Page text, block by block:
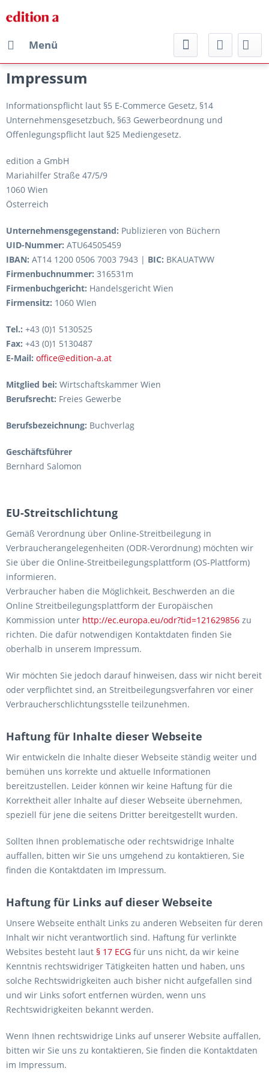
Menü
Impressum
Informationspflicht laut §5 E-Commerce Gesetz, §14
Unternehmensgesetzbuch, §63 Gewerbeordnung und
Offenlegungspflicht laut §25 Mediengesetz.
edition a GmbH
Mariahilfer Straße 47/5/9
1060 Wien
Österreich
Unternehmensgegenstand: Publizieren von Büchern
UID-Nummer: ATU64505459
IBAN: AT14 1200 0506 7003 7943 | BIC: BKAUATWW
Firmenbuchnummer: 316531m
Firmenbuchgericht: Handelsgericht Wien
Firmensitz: 1060 WIen
Tel.: +43 (0)1 5130525
Fax: +43 (0)1 5130487
E-Mail: office@edition-a.at
Mitglied bei: Wirtschaftskammer Wien
Berufsrecht: Freies Gewerbe
Berufsbezeichnung: Buchverlag
Geschäftsführer
Bernhard Salomon
EU-Streitschlichtung
Gemäß Verordnung über Online-Streitbeilegung in
Verbraucherangelegenheiten (ODR-Verordnung) möchten wir
Sie über die Online-Streitbeilegungsplattform (OS-Plattform)
informieren.
Verbraucher haben die Möglichkeit, Beschwerden an die
Online Streitbeilegungsplattform der Europäischen
Kommission unter http://ec.europa.eu/odr?tid=121629856 zu
richten. Die dafür notwendigen Kontaktdaten finden Sie
oberhalb in unserem Impressum.
Wir möchten Sie jedoch darauf hinweisen, dass wir nicht bereit
oder verpflichtet sind, an Streitbeilegungsverfahren vor einer
Verbraucherschlichtungsstelle teilzunehmen.
Haftung für Inhalte dieser Webseite
Wir entwickeln die Inhalte dieser Webseite ständig weiter und
bemühen uns korrekte und aktuelle Informationen
bereitzustellen. Leider können wir keine Haftung für die
Korrektheit aller Inhalte auf dieser Webseite übernehmen,
speziell für jene die seitens Dritter bereitgestellt wurden.
Sollten Ihnen problematische oder rechtswidrige Inhalte
auffallen, bitten wir Sie uns umgehend zu kontaktieren, Sie
finden die Kontaktdaten im Impressum.
Haftung für Links auf dieser Webseite
Unsere Webseite enthält Links zu anderen Webseiten für deren
Inhalt wir nicht verantwortlich sind. Haftung für verlinkte
Websites besteht laut § 17 ECG für uns nicht, da wir keine
Kenntnis rechtswidriger Tätigkeiten hatten und haben, uns
solche Rechtswidrigkeiten auch bisher nicht aufgefallen sind
und wir Links sofort entfernen würden, wenn uns
Rechtswidrigkeiten bekannt werden.
Wenn Ihnen rechtswidrige Links auf unserer Website auffallen,
bitten wir Sie uns zu kontaktieren, Sie finden die Kontaktdaten
im Impressum.